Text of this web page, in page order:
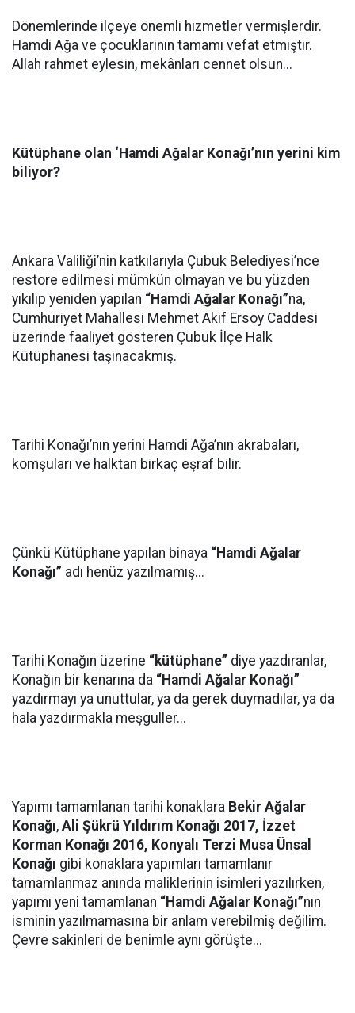
Dönemlerinde ilçeye önemli hizmetler vermişlerdir.
Hamdi Ağa ve çocuklarının tamamı vefat etmiştir.
Allah rahmet eylesin, mekânları cennet olsun...
Kütüphane olan ‘Hamdi Ağalar Konağı’nın yerini kim
biliyor?
Ankara Valiliği’nin katkılarıyla Çubuk Belediyesi’nce
restore edilmesi mümkün olmayan ve bu yüzden
yıkılıp yeniden yapılan “Hamdi Ağalar Konağı”na,
Cumhuriyet Mahallesi Mehmet Akif Ersoy Caddesi
üzerinde faaliyet gösteren Çubuk İlçe Halk
Kütüphanesi taşınacakmış.
Tarihi Konağı’nın yerini Hamdi Ağa’nın akrabaları,
komşuları ve halktan birkaç eşraf bilir.
Çünkü Kütüphane yapılan binaya “Hamdi Ağalar
Konağı” adı henüz yazılmamış...
Tarihi Konağın üzerine “kütüphane” diye yazdıranlar,
Konağın bir kenarına da “Hamdi Ağalar Konağı”
yazdırmayı ya unuttular, ya da gerek duymadılar, ya da
hala yazdırmakla meşguller...
Yapımı tamamlanan tarihi konaklara Bekir Ağalar
Konağı, Ali Şükrü Yıldırım Konağı 2017, İzzet
Korman Konağı 2016, Konyalı Terzi Musa Ünsal
Konağı gibi konaklara yapımları tamamlanır
tamamlanmaz anında maliklerinin isimleri yazılırken,
yapımı yeni tamamlanan “Hamdi Ağalar Konağı”nın
isminin yazılmamasına bir anlam verebilmiş değilim.
Çevre sakinleri de benimle aynı görüşte...